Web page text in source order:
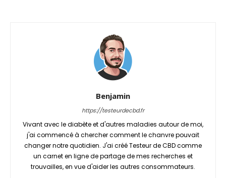
Benjamin
https://testeurdecbd.fr
Vivant avec le diabète et d'autres maladies autour de moi,
j'ai commencé à chercher comment le chanvre pouvait
changer notre quotidien. J'ai créé Testeur de CBD comme
un carnet en ligne de partage de mes recherches et
trouvailles, en vue d'aider les autres consommateurs.